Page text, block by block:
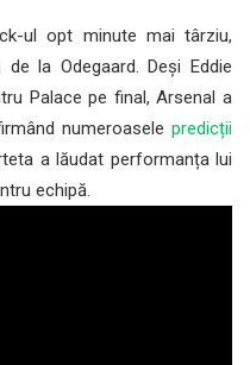
ul opt minute mai târziu,
la Odegaard. Deși Eddie
Palace pe final, Arsenal a
numeroasele predicții
a lăudat performanța lui
echipă.